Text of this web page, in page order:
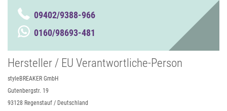
09402/9388-966
0160/98693-481
Hersteller / EU Verantwortliche-Person
styleBREAKER GmbH
Gutenbergstr. 19
93128 Regenstauf / Deutschland